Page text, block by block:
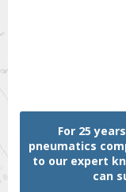
For 25
pneumatics
to our expert
can